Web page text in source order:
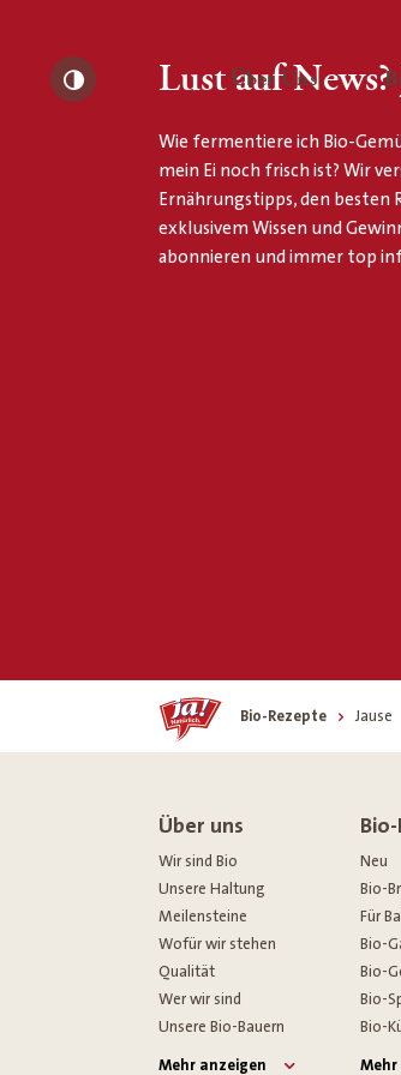
Über Uns—
Lust auf
Wie fermentiere ich Bio-
mein Ei noch frisch ist? Wir
Ernährungstipps, den
exklusivem Wissen und
abonnieren und immer top
Home
Bio-Rezepte Jause
Über uns
Wir sind Bio
Unsere Haltung
Meilensteine
Wofür wir stehen
Qualität
Wer wir sind
Unsere Bio-Bauern
Mehr anzeigen
Neu
Bio-
Für
Bio-
Bio-
Bio-
Bio-
Mehr